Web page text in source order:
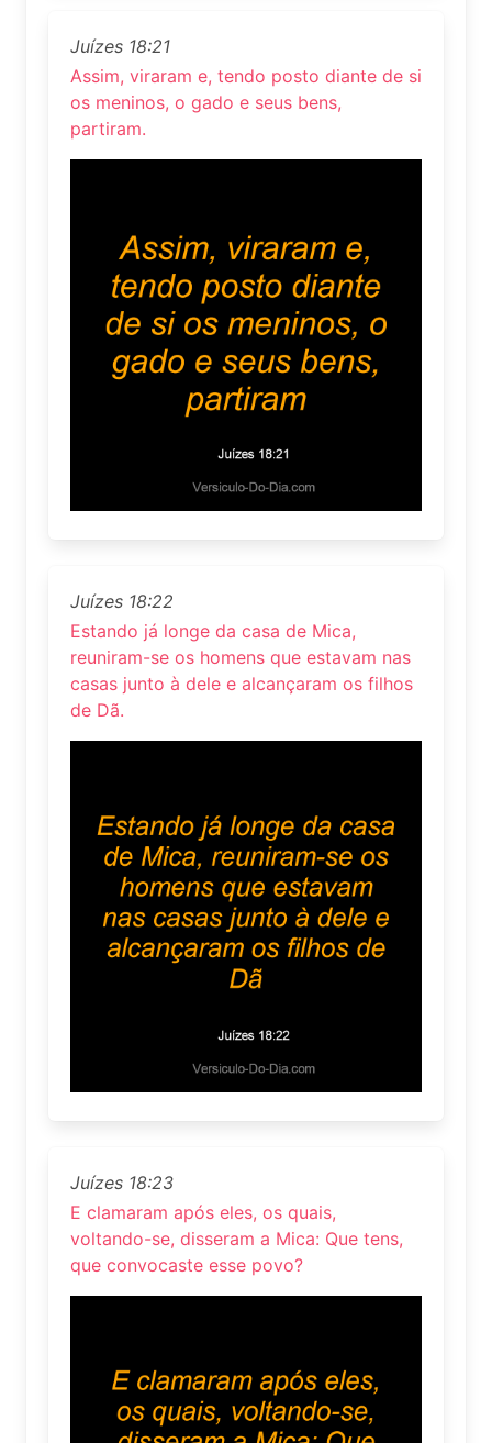
Juízes 18:21
Assim, viraram e, tendo posto diante de si
os meninos, o gado e seus bens,
partiram.
Juízes 18:22
Estando já longe da casa de Mica,
reuniram-se os homens que estavam nas
casas junto à dele e alcançaram os filhos
de Dã.
Juízes 18:23
E clamaram após eles, os quais,
voltando-se, disseram a Mica: Que tens,
que convocaste esse povo?